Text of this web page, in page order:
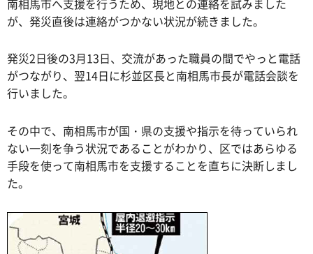
が、発災直後は連絡がつかない状況が続きました。
発災2日後の3月13日、交流があった職員の間でやっと電話
がつながり、翌14日に杉並区長と南相馬市長が電話会談を
行いました。
その中で、南相馬市が国・県の支援や指示を待っていられ
ない一刻を争う状況であることがわかり、区ではあらゆる
手段を使って南相馬市を支援することを直ちに決断しまし
た。